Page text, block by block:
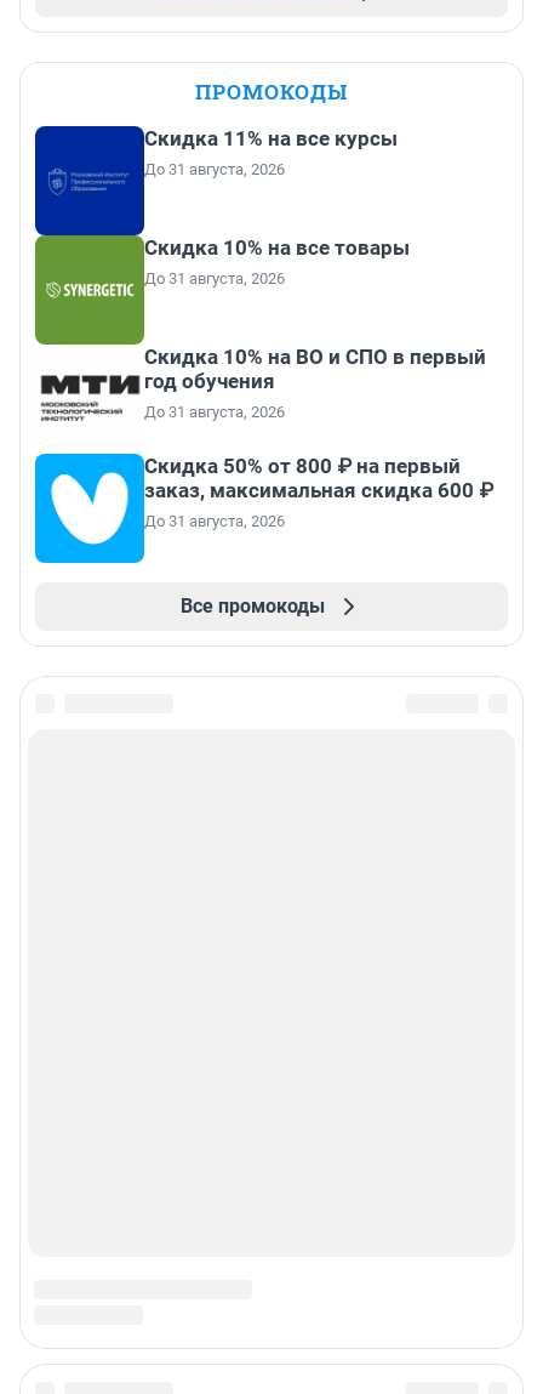
ПРОМОКОДЫ
Скидка 11% на все курсы
До 31 августа, 2026
Скидка 10% на все товары
До 31 августа, 2026
Скидка 10% на ВО и СПО в первый
год обучения
До 31 августа, 2026
Скидка 50% от 800 ₽ на первый
заказ, максимальная скидка 600 ₽
До 31 августа, 2026
Все промокоды